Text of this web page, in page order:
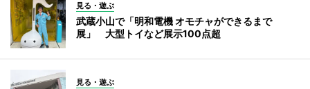
見る・遊ぶ
武蔵小山で「明和電機 オモチャができるまで
展」 大型トイなど展示100点超
見る・遊ぶ